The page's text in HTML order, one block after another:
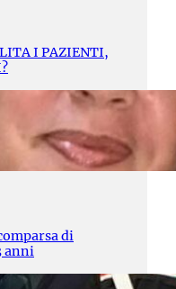
I PAZIENTI,
di
anni